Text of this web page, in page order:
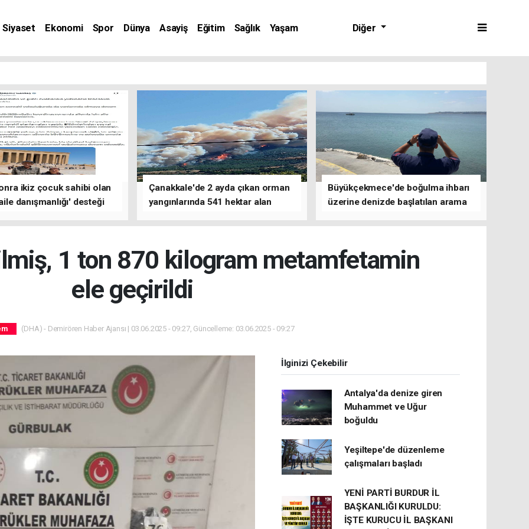
Siyaset Ekonomi Spor Dünya Asayiş Eğitim Sağlık
Yaşam
Diğer
ikiz çocuk sahibi olan
danışmanlığı' desteği
Çanakkale'de 2 ayda çıkan orman
yangınlarında 541 hektar alan
Büyükçekmece'de boğulma ihbarı
üzerine denizde başlatılan arama
1 ton 870 kilogram metamfetamin
ele geçirildi
(DHA) - Demirören Haber Ajansı | 03.06.2025 - 09:27, Güncelleme: 03.06.2025 - 09:27
İlginizi Çekebilir
Antalya'da denize giren
Muhammet ve Uğur
boğuldu
Yeşiltepe'de düzenleme
çalışmaları başladı
YENİ PARTİ BURDUR İL
BAŞKANLIĞI KURULDU:
İŞTE KURUCU İL BAŞKANI